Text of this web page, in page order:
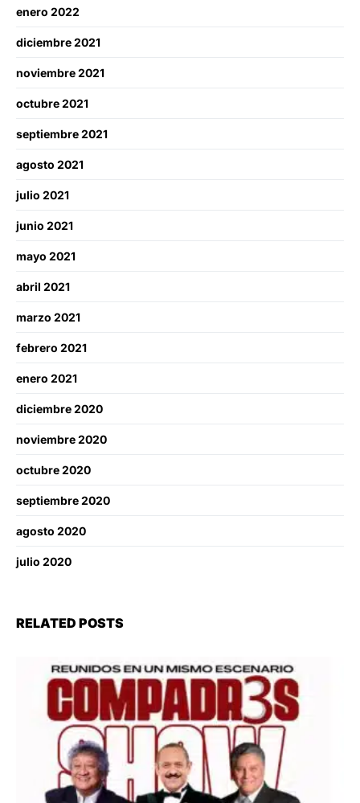
enero 2022
diciembre 2021
noviembre 2021
octubre 2021
septiembre 2021
agosto 2021
julio 2021
junio 2021
mayo 2021
abril 2021
marzo 2021
febrero 2021
enero 2021
diciembre 2020
noviembre 2020
octubre 2020
septiembre 2020
agosto 2020
julio 2020
RELATED POSTS